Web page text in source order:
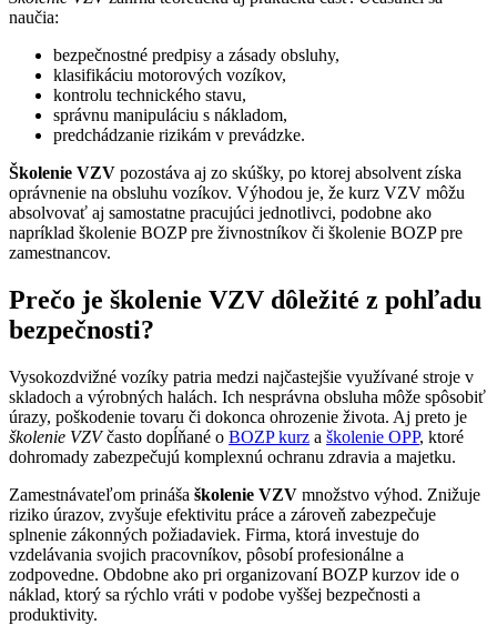
naučia:
bezpečnostné predpisy a zásady obsluhy,
klasifikáciu motorových vozíkov,
kontrolu technického stavu,
správnu manipuláciu s nákladom,
predchádzanie rizikám v prevádzke.
Školenie VZV pozostáva aj zo skúšky, po ktorej absolvent získa
oprávnenie na obsluhu vozíkov. Výhodou je, že kurz VZV môžu
absolvovať aj samostatne pracujúci jednotlivci, podobne ako
napríklad školenie BOZP pre živnostníkov či školenie BOZP pre
zamestnancov.
Prečo je školenie VZV dôležité z pohľadu
bezpečnosti?
Vysokozdvižné vozíky patria medzi najčastejšie využívané stroje v
skladoch a výrobných halách. Ich nesprávna obsluha môže spôsobiť
úrazy, poškodenie tovaru či dokonca ohrozenie života. Aj preto je
školenie VZVčasto dopĺňané o BOZP kurz a školenie OPP, ktoré
dohromady zabezpečujú komplexnú ochranu zdravia a majetku.
Zamestnávateľom prináša školenie VZV množstvo výhod. Znižuje
riziko úrazov, zvyšuje efektivitu práce a zároveň zabezpečuje
splnenie zákonných požiadaviek. Firma, ktorá investuje do
vzdelávania svojich pracovníkov, pôsobí profesionálne a
zodpovedne. Obdobne ako pri organizovaní BOZP kurzov ide o
náklad, ktorý sa rýchlo vráti v podobe vyššej bezpečnosti a
produktivity.